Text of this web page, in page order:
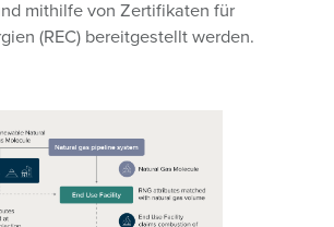
mithilfe von Zertifikaten für
(REC) bereitgestellt werden.